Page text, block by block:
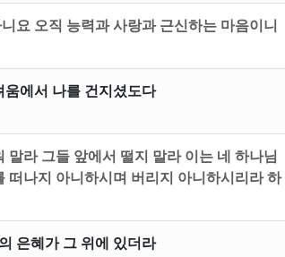
요 오직 능력과 사랑과 근신하는 마음이니
에서 나를 건지셨도다
라 그들 앞에서 떨지 말라 이는 네 하나님
떠나지 아니하시며 버리지 아니하시리라 하
은혜가 그 위에 있더라